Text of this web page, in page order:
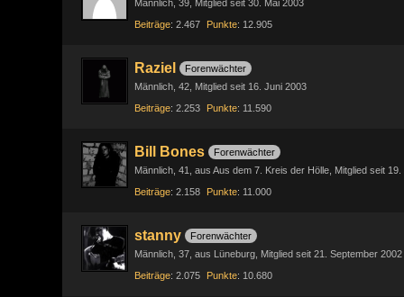
Männlich 39
Mitglied seit 30. Mai 2003
Beiträge 2.467 Punkte 12.905
Raziel
Forenwächter
Männlich 42
Mitglied seit 16. Juni 2003
Beiträge 2.253 Punkte 11.590
Bill Bones
Forenwächter
Männlich 41 aus Aus dem 7. Kreis der Hölle
Mitglied seit
Beiträge 2.158 Punkte 11.000
stanny
Forenwächter
Männlich 37 aus Lüneburg
Mitglied seit 21. September 2002
Beiträge 2.075 Punkte 10.680